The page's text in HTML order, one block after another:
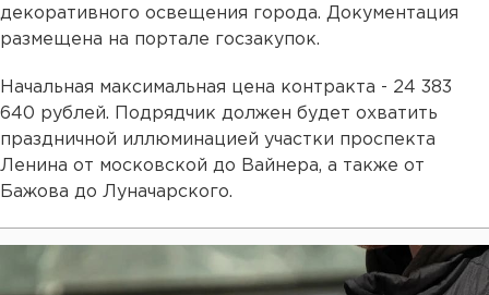
декоративного освещения города. Документация
размещена на портале госзакупок.
Начальная максимальная цена контракта - 24 383
640 рублей. Подрядчик должен будет охватить
праздничной иллюминацией участки проспекта
Ленина от московской до Вайнера, а также от
Бажова до Луначарского.